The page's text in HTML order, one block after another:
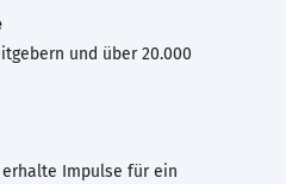
und über 20.000
Impulse für ein